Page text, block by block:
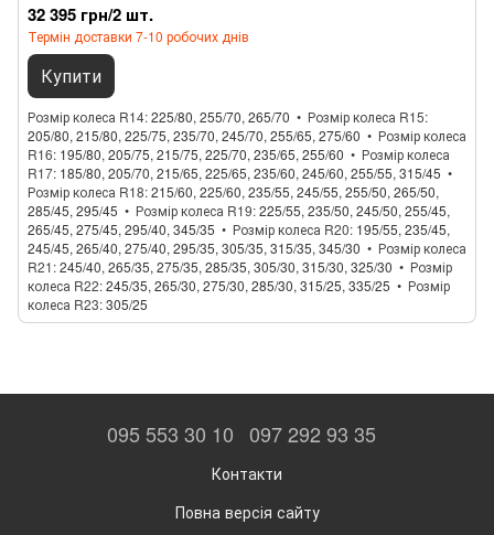
32 395 грн/2 шт.
Термін доставки 7-10 робочих днів
Купити
Розмір колеса R14 225/80, 255/70, 265/70
Розмір колеса R15
205/80, 215/80, 225/75, 235/70, 245/70, 255/65, 275/60
Розмір колеса
R16 195/80, 205/75, 215/75, 225/70, 235/65, 255/60
Розмір колеса
R17 185/80, 205/70, 215/65, 225/65, 235/60, 245/60, 255/55, 315/45
Розмір колеса R18 215/60, 225/60, 235/55, 245/55, 255/50, 265/50,
285/45, 295/45
Розмір колеса R19 225/55, 235/50, 245/50, 255/45,
265/45, 275/45, 295/40, 345/35
Розмір колеса R20 195/55, 235/45,
245/45, 265/40, 275/40, 295/35, 305/35, 315/35, 345/30
Розмір колеса
R21 245/40, 265/35, 275/35, 285/35, 305/30, 315/30, 325/30
Розмір
колеса R22 245/35, 265/30, 275/30, 285/30, 315/25, 335/25
Розмір
колеса R23 305/25
095 553 30 10 097 292 93 35
Контакти
Повна версія сайту